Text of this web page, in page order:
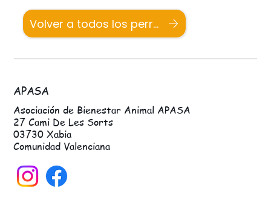
Volver a todos los perros
APASA
Asociación de Bienestar Animal APASA
27 Cami De Les Sorts
03730 Xabia
Comunidad Valenciana